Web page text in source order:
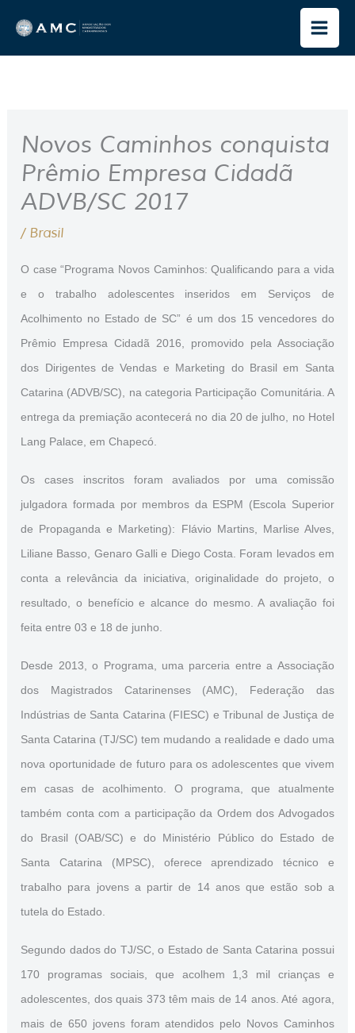
para
o
Novos Caminhos conquista
Prêmio Empresa Cidadã
ADVB/SC 2017
/ Brasil
O case “Programa Novos Caminhos: Qualificando para a vida
e o trabalho adolescentes inseridos em Serviços de
Acolhimento no Estado de SC” é um dos 15 vencedores do
Prêmio Empresa Cidadã 2016, promovido pela Associação
dos Dirigentes de Vendas e Marketing do Brasil em Santa
Catarina (ADVB/SC), na categoria Participação Comunitária. A
entrega da premiação acontecerá no dia 20 de julho, no Hotel
Lang Palace, em Chapecó.
Os cases inscritos foram avaliados por uma comissão
julgadora formada por membros da ESPM (Escola Superior
de Propaganda e Marketing): Flávio Martins, Marlise Alves,
Liliane Basso, Genaro Galli e Diego Costa. Foram levados em
conta a relevância da iniciativa, originalidade do projeto, o
resultado, o benefício e alcance do mesmo. A avaliação foi
feita entre 03 e 18 de junho.
Desde 2013, o Programa, uma parceria entre a Associação
dos Magistrados Catarinenses (AMC), Federação das
Indústrias de Santa Catarina (FIESC) e Tribunal de Justiça de
Santa Catarina (TJ/SC) tem mudando a realidade e dado uma
nova oportunidade de futuro para os adolescentes que vivem
em casas de acolhimento. O programa, que atualmente
também conta com a participação da Ordem dos Advogados
do Brasil (OAB/SC) e do Ministério Público do Estado de
Santa Catarina (MPSC), oferece aprendizado técnico e
trabalho para jovens a partir de 14 anos que estão sob a
tutela do Estado.
Segundo dados do TJ/SC, o Estado de Santa Catarina possui
170 programas sociais, que acolhem 1,3 mil crianças e
adolescentes, dos quais 373 têm mais de 14 anos. Até agora,
mais de 650 jovens foram atendidos pelo Novos Caminhos